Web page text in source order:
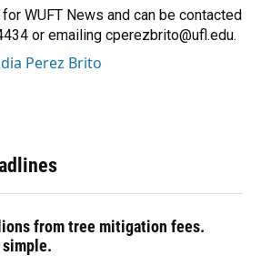
WUFT News and can be contacted
or emailing cperezbrito@ufl.edu.
Perez Brito
from tree mitigation fees.
simple.